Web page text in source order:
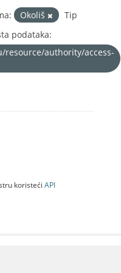
Okoliš
Tip
podataka:
authority/access-
koristeći API